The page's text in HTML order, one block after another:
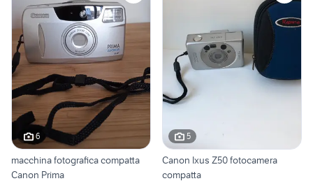
6
macchina fotografica compatta
Canon Prima
5
Canon Ixus Z50 fotocamera
compatta